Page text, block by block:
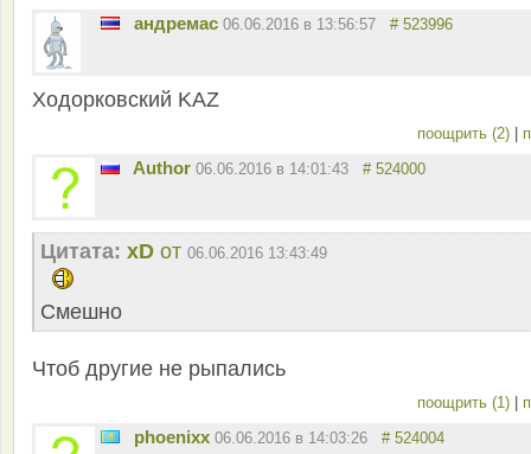
андремас 06.06.2016 в 13:56:57 # 523996
Ходорковский KAZ
поощрить (2)
Author 06.06.2016 в 14:01:43 # 524000
Цитата: xD от 06.06.2016 13:43:49
Смешно
Чтоб другие не рыпались
поощрить (1)
phoenixx 06.06.2016 в 14:03:26 # 524004